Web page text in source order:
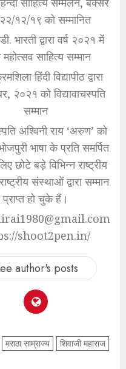
२२/१२/१९ को सम्मानित
भारती द्वारा वर्ष २०२१ में
साहित्य सम्मान
हिंदी विद्यापीठ द्वारा
२०२१ को विद्यावाचस्पति
सम्मान
अश्विनी राय ‘अरुण’ को
भाषा के प्रति समर्पित
छोटे बड़े विभिन्न राष्ट्रीय
संस्थाओं द्वारा सम्मान
प्राप्त हो चुके हैं।
shoot2pen.in/
author's posts
मराठा साम्राज्य
शिवाजी महाराज